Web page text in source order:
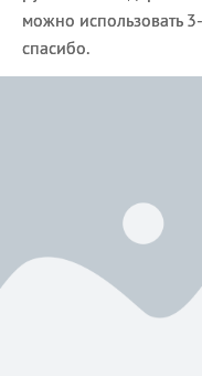
можно использовать
спасибо.